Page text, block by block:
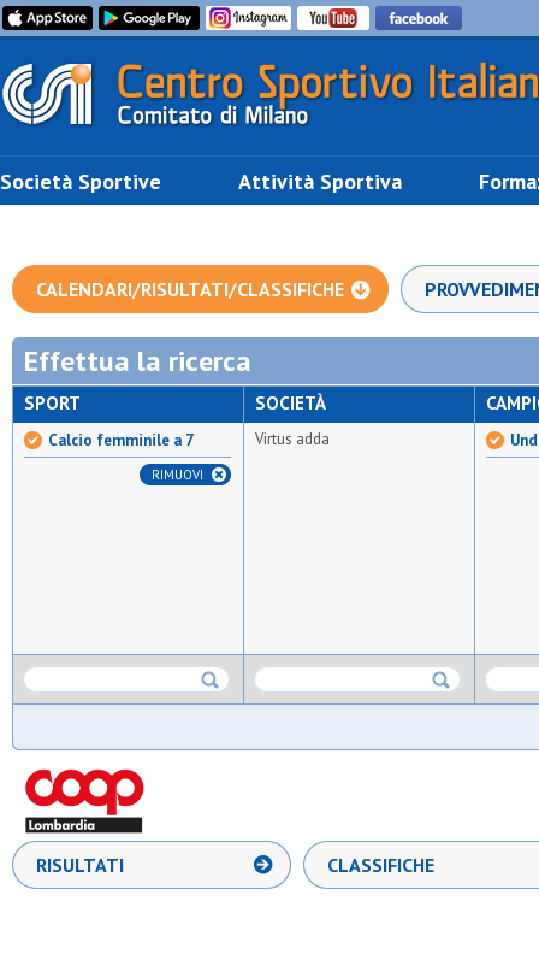
Società Sportive Attività Sportiva
CALENDARI/RISULTATI/CLASSIFICHE
Effettua la ricerca
SPORT
Calcio femminile a 7
RIMUOVI
SOCIETÀ
Virtus adda
RISULTATI CLASSIFICHE